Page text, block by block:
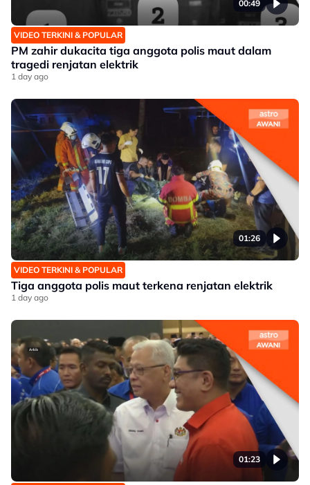
00:49
VIDEO TERKINI & POPULAR
PM zahir dukacita tiga anggota polis maut dalam
tragedi renjatan elektrik
1 day ago
01:26
VIDEO TERKINI & POPULAR
Tiga anggota polis maut terkena renjatan elektrik
1 day ago
01:23